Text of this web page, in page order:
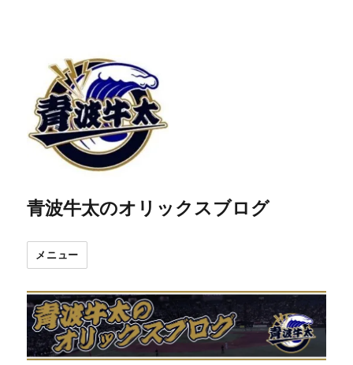
青波牛太のオリックスブログ
メニュー